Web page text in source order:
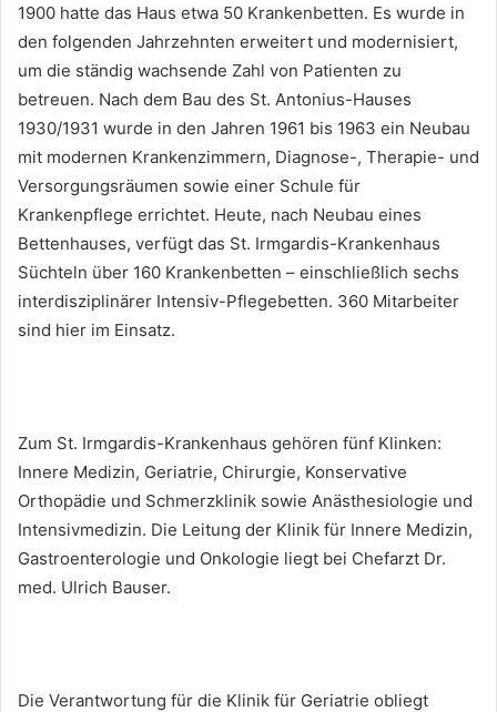
1900 hatte das Haus etwa 50 Krankenbetten. Es wurde in
den folgenden Jahrzehnten erweitert und modernisiert,
um die ständig wachsende Zahl von Patienten zu
betreuen. Nach dem Bau des St. Antonius-Hauses
1930/1931 wurde in den Jahren 1961 bis 1963 ein Neubau
mit modernen Krankenzimmern, Diagnose-, Therapie- und
Versorgungsräumen sowie einer Schule für
Krankenpflege errichtet. Heute, nach Neubau eines
Bettenhauses, verfügt das St. Irmgardis-Krankenhaus
Süchteln über 160 Krankenbetten – einschließlich sechs
interdisziplinärer Intensiv-Pflegebetten. 360 Mitarbeiter
sind hier im Einsatz.
Zum St. Irmgardis-Krankenhaus gehören fünf Klinken:
Innere Medizin, Geriatrie, Chirurgie, Konservative
Orthopädie und Schmerzklinik sowie Anästhesiologie und
Intensivmedizin. Die Leitung der Klinik für Innere Medizin,
Gastroenterologie und Onkologie liegt bei Chefarzt Dr.
med. Ulrich Bauser.
Die Verantwortung für die Klinik für Geriatrie obliegt